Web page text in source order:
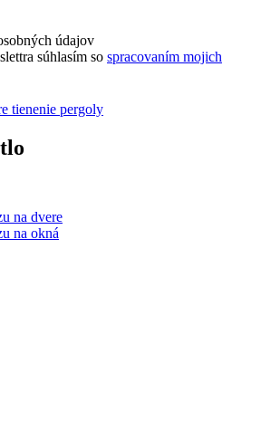
údajov
súhlasím so spracovaním mojich
na dvere
na okná